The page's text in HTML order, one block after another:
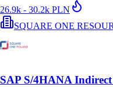
26.9k - 30.2k PLN
SQUARE ONE
SAP S/4HANA